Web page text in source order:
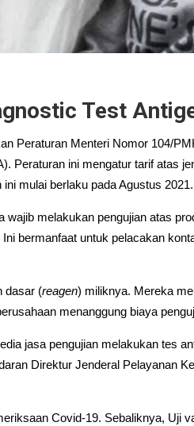
Test
Peraturan Menteri Nomor 104/
Peraturan ini mengatur tarif atas
mulai berlaku pada Agustus 2021.
melakukan pengujian atas
bermanfaat untuk pelacakan
dasar (reagen) miliknya. Mereka
menanggung biaya
jasa pengujian melakukan tes
Direktur Jenderal Pelayanan
Covid-19. Sebaliknya, Uji